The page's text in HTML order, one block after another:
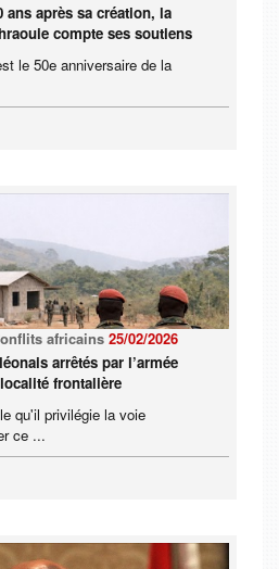
ans après sa création, la
compte ses soutiens
le 50e anniversaire de la
africains 25/02/2026
arrêtés par l’armée
frontalière
qu'il privilégie la voie
ce ...